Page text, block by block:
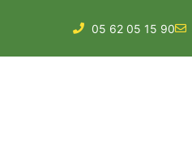
05 62 05 15 90